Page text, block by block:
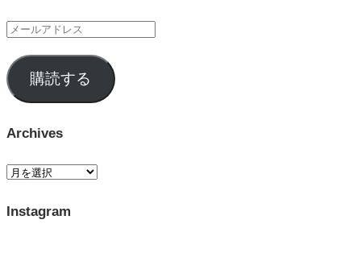
購読する
Archives
Instagram